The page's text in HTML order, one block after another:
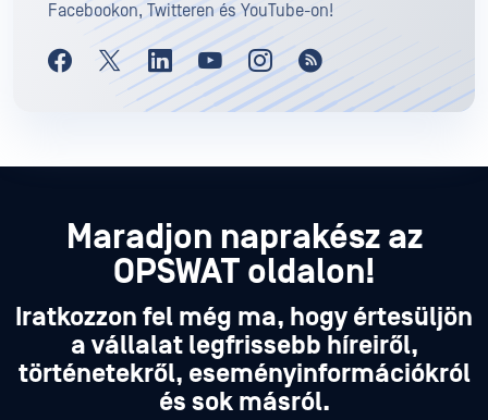
Facebookon, Twitteren és YouTube-on!
Maradjon naprakész az
OPSWAT oldalon!
Iratkozzon fel még ma, hogy értesüljön
a vállalat legfrissebb híreiről,
történetekről, eseményinformációkról
és sok másról.